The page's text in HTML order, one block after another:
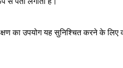
का उपयोग यह सुनिश्चित करने के